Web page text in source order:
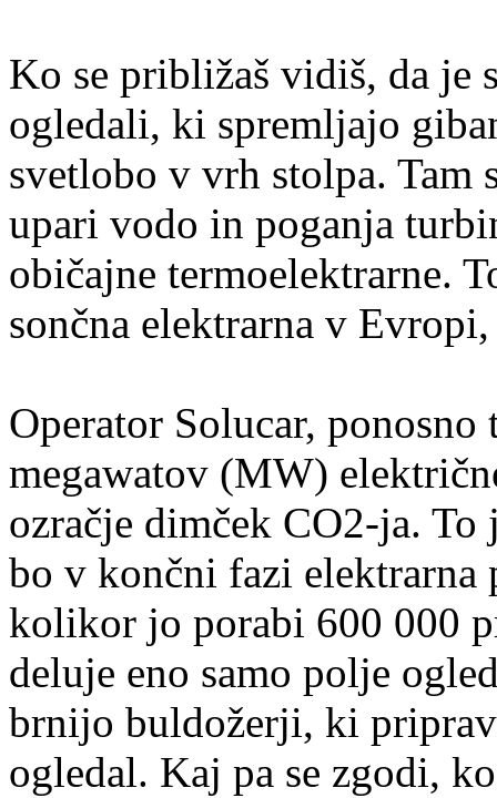
Ko se približaš vidiš, da je
ogledali, ki spremljajo
svetlobo v vrh stolpa. Tam
upari vodo in poganja
običajne termoelektrarne.
sončna elektrarna v
Operator Solucar,
megawatov (MW)
ozračje dimček CO2-ja.
bo v končni fazi
kolikor jo porabi 600 000
deluje eno samo polje
brnijo buldožerji, ki
ogledal. Kaj pa se zgodi,